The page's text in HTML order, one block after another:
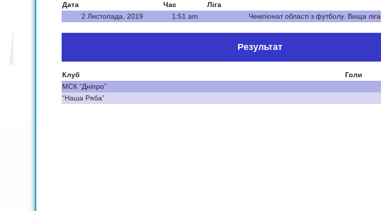
Дата Час Ліга
2 Листопада, 2019
1:51 am Чемпіонат області з футболу. Вища ліга
Результат
Клуб
Голи
МСК “Дніпро”
“Наша Ряба”